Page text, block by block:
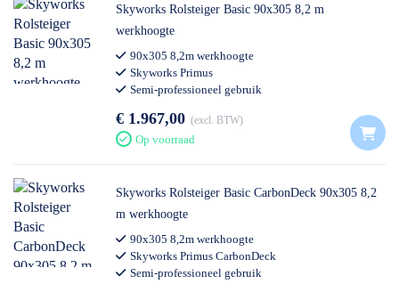
Skyworks Rolsteiger Basic 90x305 8,2 m
werkhoogte
90x305 8,2m werkhoogte
Skyworks Primus
Semi-professioneel gebruik
€ 1.967,00 excl. BTW
Op voorraad
Skyworks Rolsteiger Basic CarbonDeck 90x305 8,2
m werkhoogte
90x305 8,2m werkhoogte
Skyworks Primus CarbonDeck
Semi-professioneel gebruik